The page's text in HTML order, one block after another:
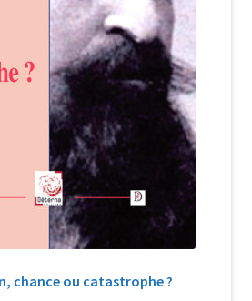
chance ou catastrophe ?